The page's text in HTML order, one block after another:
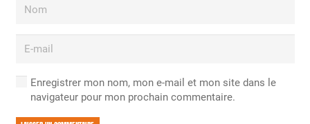
Enregistrer mon nom, mon e-mail et mon site dans le
navigateur pour mon prochain commentaire.